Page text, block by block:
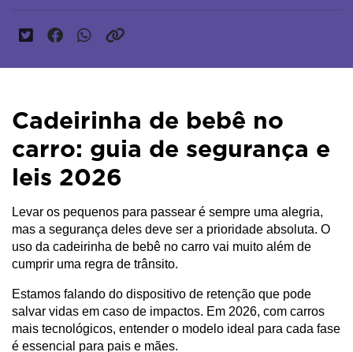
Cadeirinha de bebê no
carro: guia de segurança e
leis 2026
Levar os pequenos para passear é sempre uma alegria,
mas a segurança deles deve ser a prioridade absoluta. O
uso da cadeirinha de bebê no carro vai muito além de
cumprir uma regra de trânsito.
Estamos falando do dispositivo de retenção que pode
salvar vidas em caso de impactos. Em 2026, com carros
mais tecnológicos, entender o modelo ideal para cada fase
é essencial para pais e mães.